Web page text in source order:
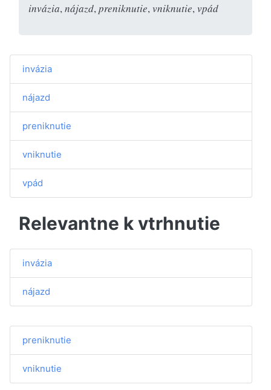
invázia, nájazd, preniknutie, vniknutie, vpád
invázia
nájazd
preniknutie
vniknutie
vpád
Relevantne k vtrhnutie
invázia
nájazd
preniknutie
vniknutie